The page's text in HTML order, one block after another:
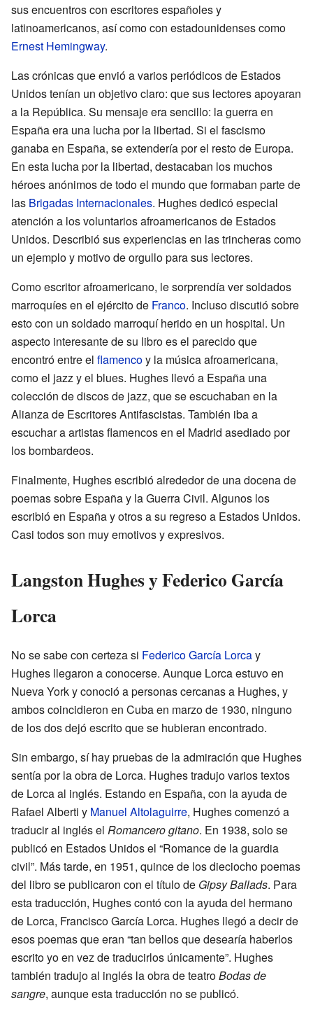
sus encuentros con escritores españoles y
latinoamericanos, así como con estadounidenses como
Ernest Hemingway.
Las crónicas que envió a varios periódicos de Estados
Unidos tenían un objetivo claro: que sus lectores apoyaran
a la República. Su mensaje era sencillo: la guerra en
España era una lucha por la libertad. Si el fascismo
ganaba en España, se extendería por el resto de Europa.
En esta lucha por la libertad, destacaban los muchos
héroes anónimos de todo el mundo que formaban parte de
las Brigadas Internacionales. Hughes dedicó especial
atención a los voluntarios afroamericanos de Estados
Unidos. Describió sus experiencias en las trincheras como
un ejemplo y motivo de orgullo para sus lectores.
Como escritor afroamericano, le sorprendía ver soldados
marroquíes en el ejército de Franco. Incluso discutió sobre
esto con un soldado marroquí herido en un hospital. Un
aspecto interesante de su libro es el parecido que
encontró entre el flamencoy la música afroamericana,
como el jazz y el blues. Hughes llevó a España una
colección de discos de jazz, que se escuchaban en la
Alianza de Escritores Antifascistas. También iba a
escuchar a artistas flamencos en el Madrid asediado por
los bombardeos.
Finalmente, Hughes escribió alrededor de una docena de
poemas sobre España y la Guerra Civil. Algunos los
escribió en España y otros a su regreso a Estados Unidos.
Casi todos son muy emotivos y expresivos.
Langston Hughes y Federico García
Lorca
No se sabe con certeza si Federico García Lorcay
Hughes llegaron a conocerse. Aunque Lorca estuvo en
Nueva York y conoció a personas cercanas a Hughes, y
ambos coincidieron en Cuba en marzo de 1930, ninguno
de los dos dejó escrito que se hubieran encontrado.
Sin embargo, sí hay pruebas de la admiración que Hughes
sentía por la obra de Lorca. Hughes tradujo varios textos
de Lorca al inglés. Estando en España, con la ayuda de
Rafael Alberti y Manuel Altolaguirre, Hughes comenzó a
traducir al inglés el Romancero gitano. En 1938, solo se
publicó en Estados Unidos el “Romance de la guardia
civil”. Más tarde, en 1951, quince de los dieciocho poemas
del libro se publicaron con el título de Gipsy Ballads. Para
esta traducción, Hughes contó con la ayuda del hermano
de Lorca, Francisco García Lorca. Hughes llegó a decir de
esos poemas que eran “tan bellos que desearía haberlos
escrito yo en vez de traducirlos únicamente”. Hughes
también tradujo al inglés la obra de teatroBodas de
sangre, aunque esta traducción no se publicó.